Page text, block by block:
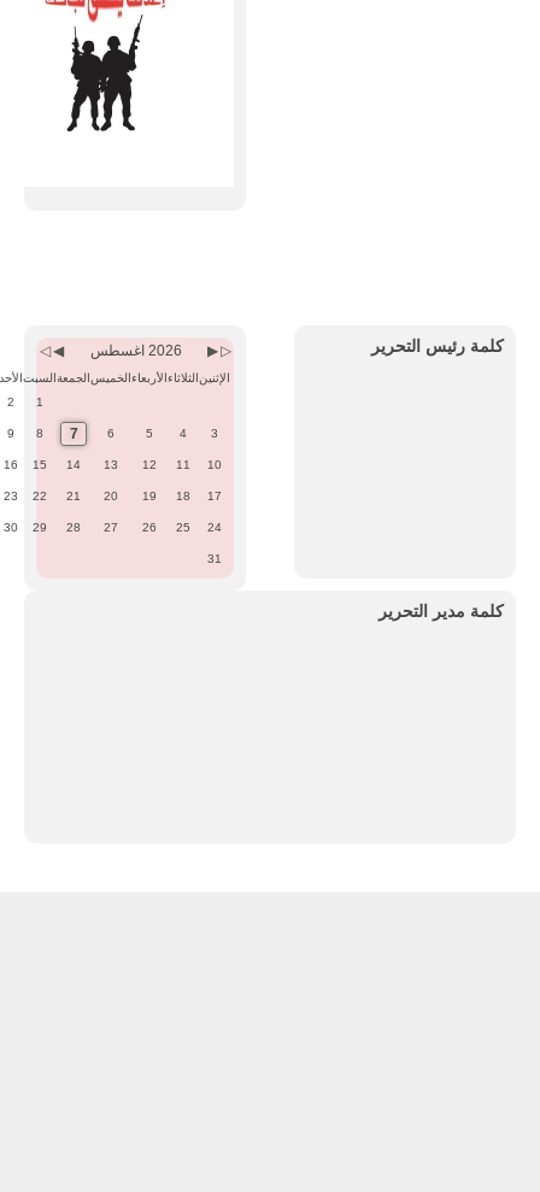
كلمة رئيس التحرير
Month
Year
Month2026 اغسطس
الإثنينالثلاثاءالأربعاءالخميسالجمعةالسبتالأحد
1
2
3
4
5
6
7
8
9
10
11
12
13
14
15
16
17
18
19
20
21
22
23
24
25
26
27
28
29
30
31
كلمة مدير التحرير